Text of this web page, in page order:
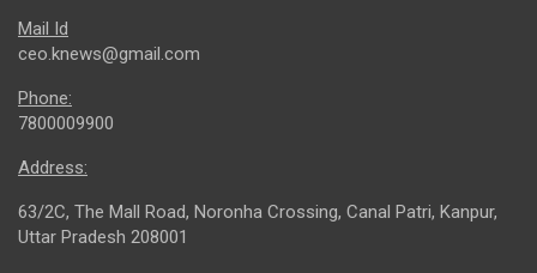
Mail Id
ceo.knews@gmail.com
Phone:
7800009900
Address:
63/2C, The Mall Road, Noronha Crossing, Canal Patri, Kanpur,
Uttar Pradesh 208001